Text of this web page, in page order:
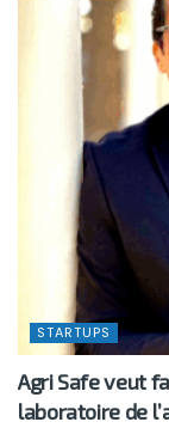
STARTUPS
Agri Safe veut
laboratoire de